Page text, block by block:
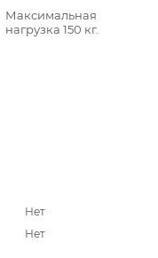
Максимальная
нагрузка 150 кг.
Нет
Нет